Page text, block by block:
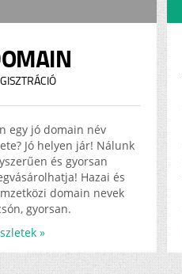
egy jó domain név
Jó helyen jár! Nálunk
és gyorsan
Hazai és
domain nevek
gyorsan.
»